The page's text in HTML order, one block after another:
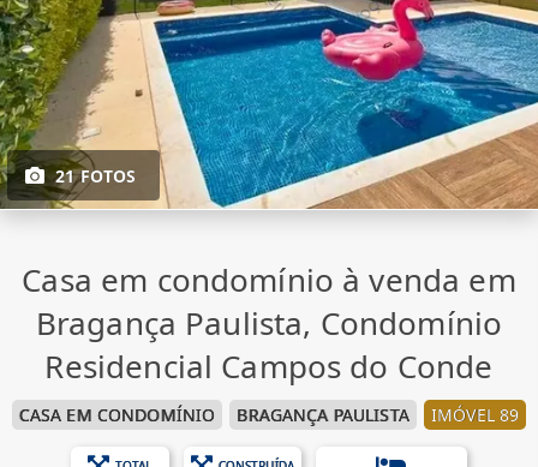
21 FOTOS
Casa em condomínio à venda em
Bragança Paulista, Condomínio
Residencial Campos do Conde
CASA EM CONDOMÍNIO BRAGANÇA PAULISTA IMÓVEL 89